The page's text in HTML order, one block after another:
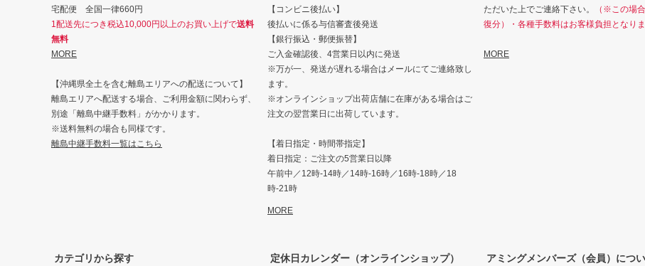
宅配便 全国一律660円
1配送先につき税込10,000円以上のお買い上げで送料
無料
MORE
【沖縄県全土を含む離島エリアへの配送について】
離島エリアへ配送する場合、ご利用金額に関わらず、
別途「離島中継手数料」がかかります。
※送料無料の場合も同様です。
離島中継手数料一覧はこちら
【コンビニ後払い】
後払いに係る与信審査後発送
【銀行振込・郵便振替】
ご入金確認後、4営業日以内に発送
※万が一、発送が遅れる場合はメールにてご連絡致し
ます。
※オンラインショップ出荷店舗に在庫がある場合はご
注文の翌営業日に出荷しています。
【着日指定・時間帯指定】
着日指定：ご注文の5営業日以降
午前中／12時-14時／14時-16時／16時-18時／18
時-21時
MORE
ただいた上でご連絡下さい。
（※この場
復分）・各種手数料はお客様負担となりま
MORE
カテゴリから探す 定休日カレンダー（オンラインショップ） アミングメンバーズ（会員）につ